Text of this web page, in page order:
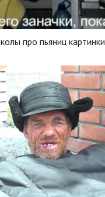
про пьяниц картинки